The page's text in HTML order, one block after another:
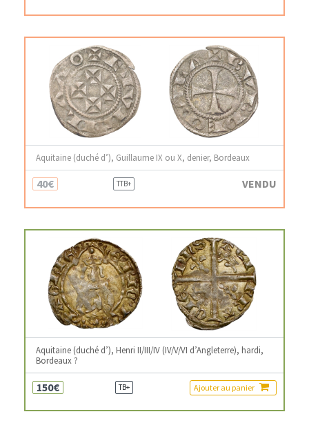
Aquitaine (duché d’), Guillaume IX ou X, denier, Bordeaux
40€ TTB+ VENDU
Aquitaine (duché d’), Henri II/III/IV (IV/V/VI d’Angleterre), hardi,
Bordeaux ?
150€ TB+ Ajouter au panier